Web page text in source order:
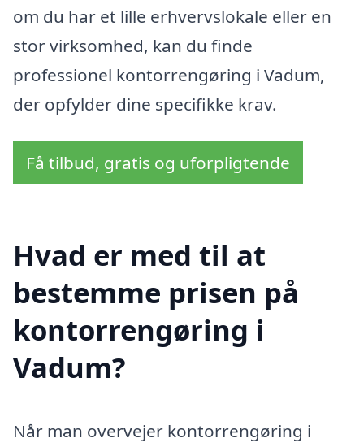
om du har et lille erhvervslokale eller en
stor virksomhed, kan du finde
professionel kontorrengøring i Vadum,
der opfylder dine specifikke krav.
Få tilbud, gratis og uforpligtende
Hvad er med til at
bestemme prisen på
kontorrengøring i
Vadum?
Når man overvejer kontorrengøring i